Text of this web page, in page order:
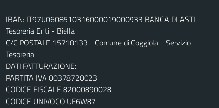
IBAN: IT97U0608510316000019000933 BANCA DI ASTI -
Tesoreria Enti - Biella
C/C POSTALE 15718133 - Comune di Coggiola - Servizio
Tesoreria
DATI FATTURAZIONE:
PARTITA IVA 00378720023
CODICE FISCALE 82000890028
CODICE UNIVOCO UF6W87